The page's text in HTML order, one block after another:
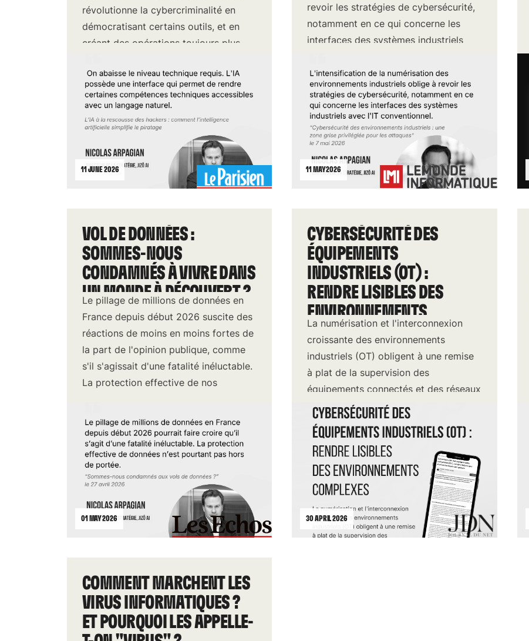
révolutionne la cybercriminalité en
démocratisant certains outils, et en
créant des opérations toujours plus
11 JUNE 2026
revoir les stratégies de cybersécurité,
notamment en ce qui concerne les
interfaces des systèmes industriels
11 MAY 2026
VOL DE DONNÉES :
SOMMES-NOUS
CONDAMNÉS À VIVRE DANS
UN MONDE À DÉCOUVERT ?
Le pillage de millions de données en
France depuis début 2026 suscite des
réactions de moins en moins fortes de
la part de l'opinion publique, comme
s'il s'agissait d'une fatalité inéluctable.
La protection effective de nos
01 MAY 2026
CYBERSÉCURITÉ DES
ÉQUIPEMENTS
INDUSTRIELS (OT) :
RENDRE LISIBLES DES
ENVIRONNEMENTS
COMPLEXES
La numérisation et l'interconnexion
croissante des environnements
industriels (OT) obligent à une remise
à plat de la supervision des
équipements connectés et des réseaux
de communication.
30 APRIL 2026
COMMENT MARCHENT LES
VIRUS INFORMATIQUES ?
ET POURQUOI LES APPELLE-